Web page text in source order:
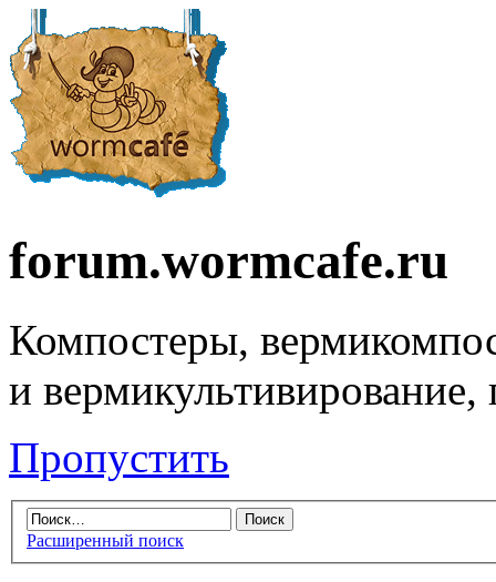
forum.wormcafe.ru
Компостеры,
и
Пропустить
Расширенный поиск